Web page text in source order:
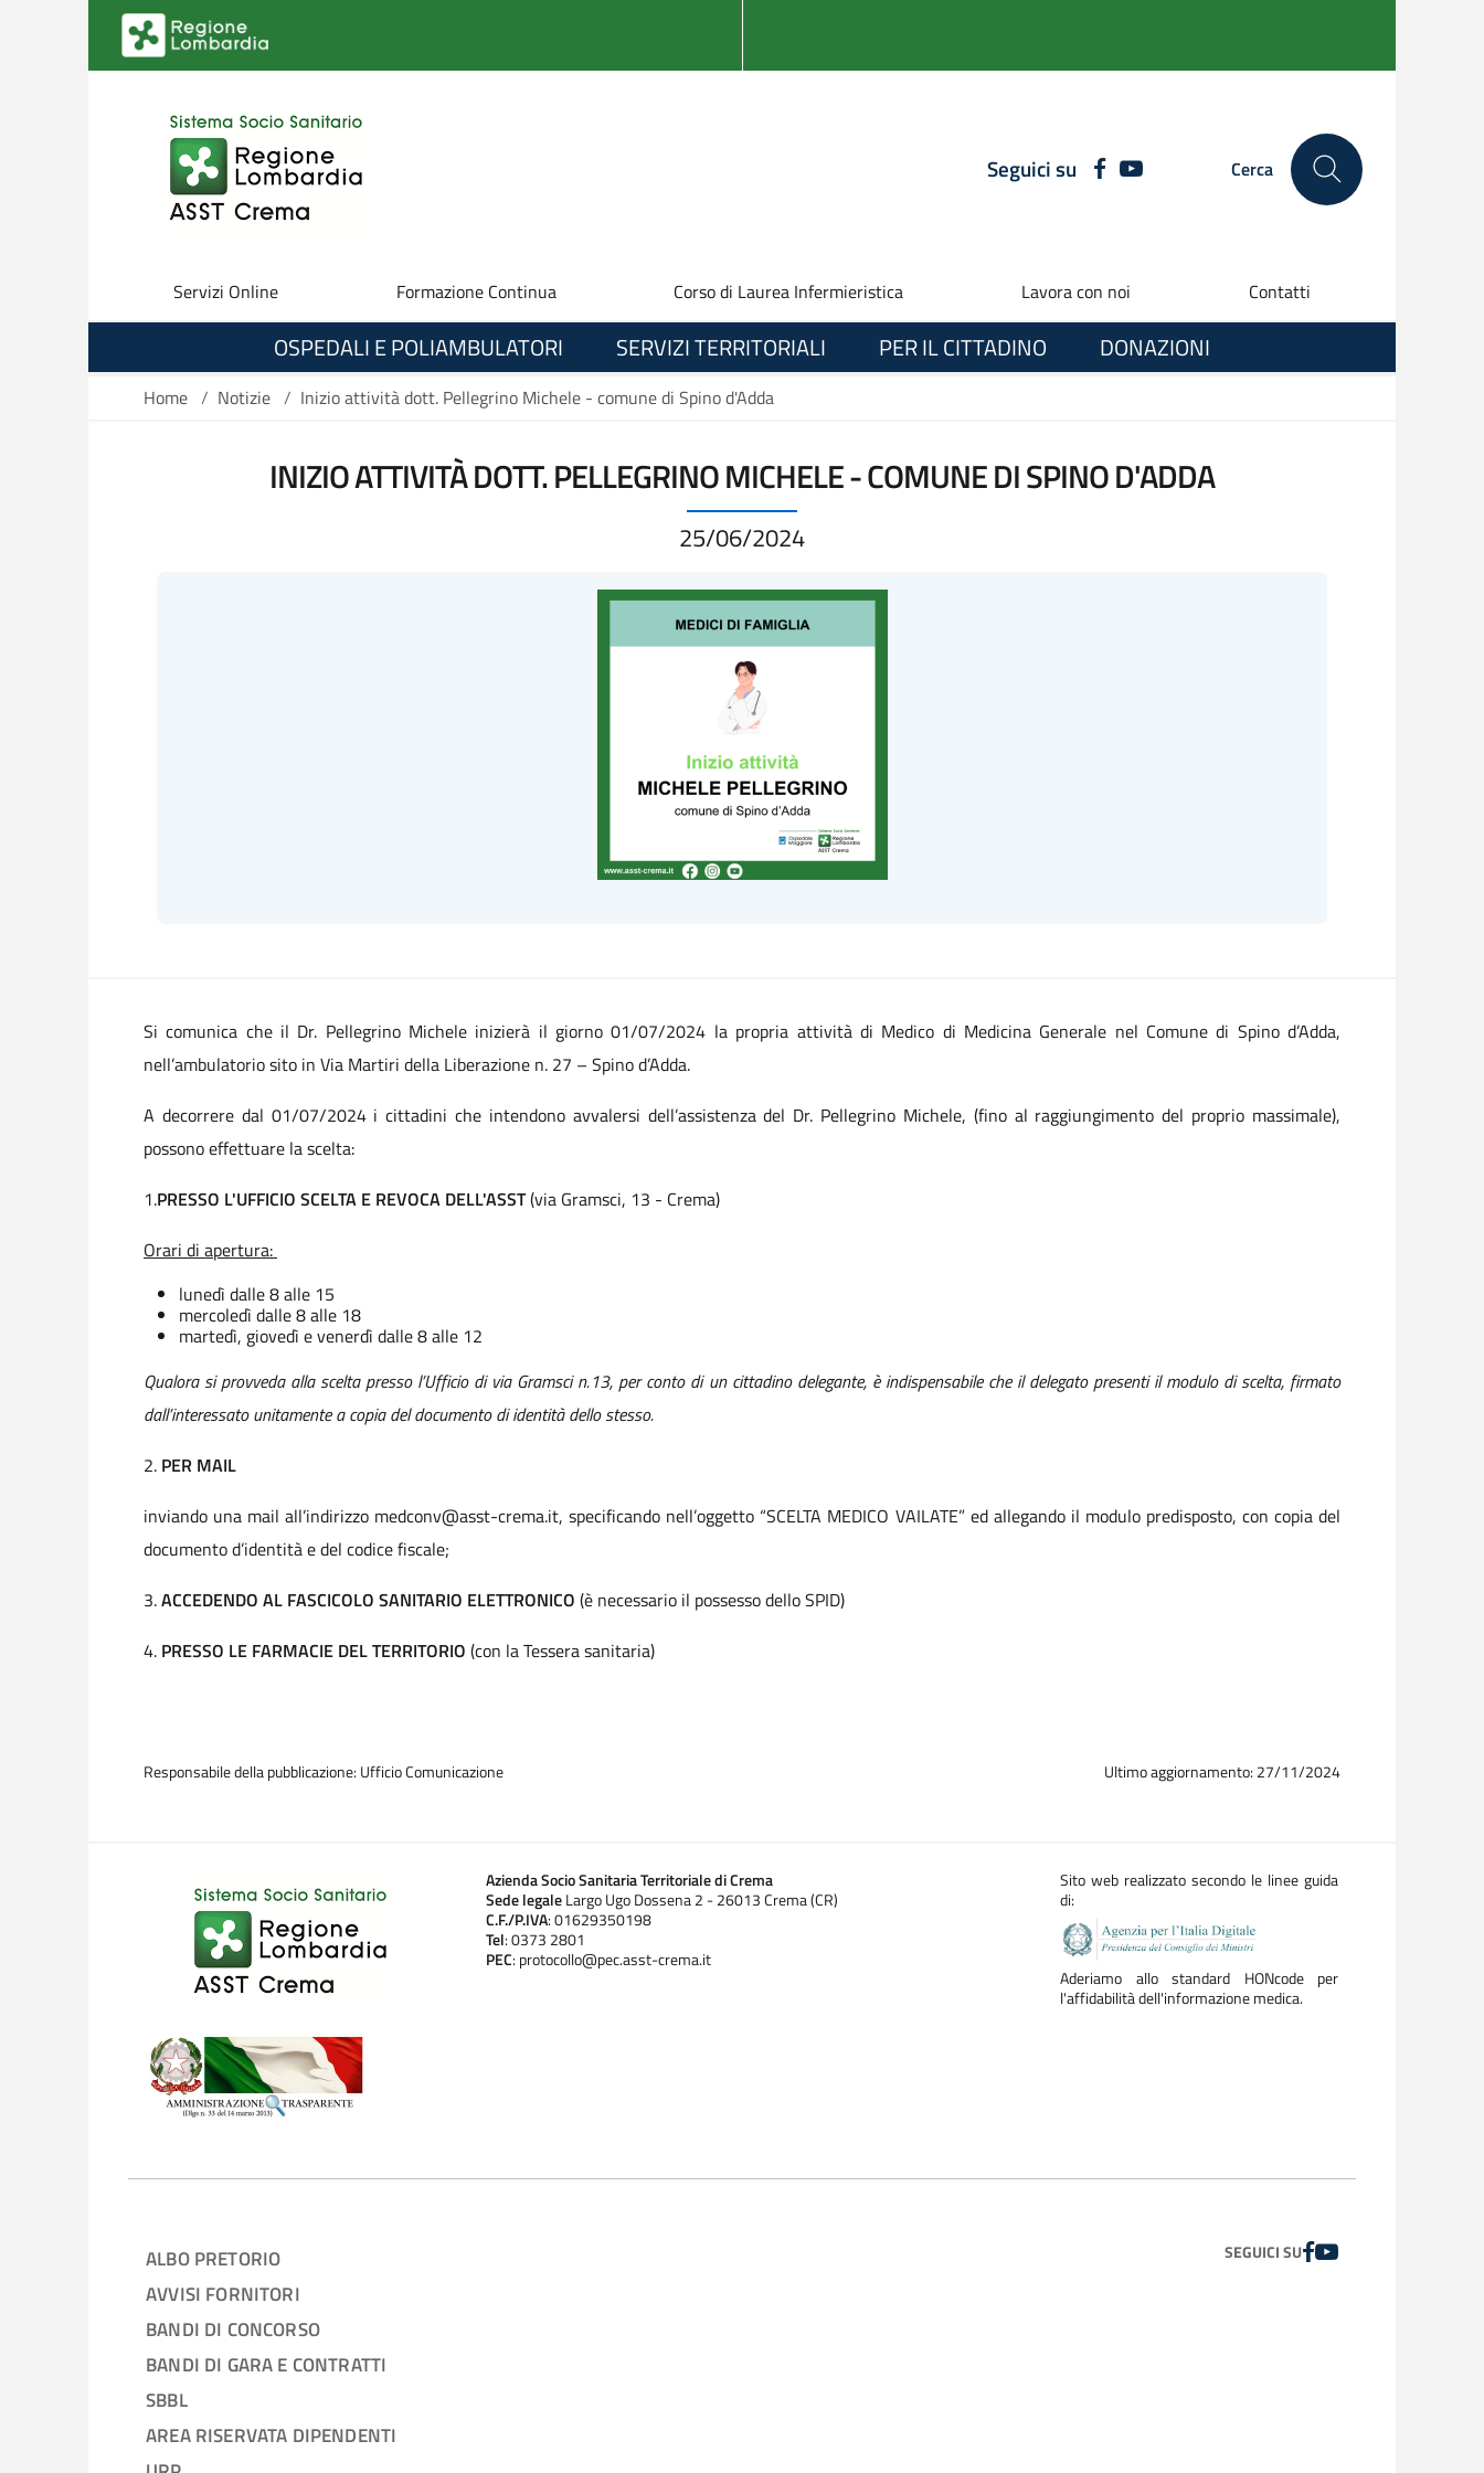
Salta al contenuto principale
Seguici su FACEBOOKYOUTUBE Cerca
Servizi Online Formazione Continua Corso di Laurea Infermieristica Lavora con noi Contatti
OSPEDALI E POLIAMBULATORI SERVIZI TERRITORIALI PER IL CITTADINO DONAZIONI
Home / Notizie / Inizio attività dott. Pellegrino Michele - comune di Spino d'Adda
INIZIO ATTIVITÀ DOTT. PELLEGRINO MICHELE - COMUNE DI SPINO D'ADDA
25/06/2024
Si comunica che il Dr. Pellegrino Michele inizierà il giorno 01/07/2024 la propria attività di Medico di Medicina Generale nel Comune di Spino d’Adda,
nell’ambulatorio sito in Via Martiri della Liberazione n. 27 – Spino d’Adda.
A decorrere dal 01/07/2024 i cittadini che intendono avvalersi dell’assistenza del Dr. Pellegrino Michele, (fino al raggiungimento del proprio massimale),
possono effettuare la scelta:
1.PRESSO L'UFFICIO SCELTA E REVOCA DELL'ASST(via Gramsci, 13 - Crema)
Orari di apertura:
lunedì dalle 8 alle 15
mercoledì dalle 8 alle 18
martedì, giovedì e venerdì dalle 8 alle 12
Qualora si provveda alla scelta presso l’Ufficio di via Gramsci n.13, per conto di un cittadino delegante, è indispensabile che il delegato presenti il modulo di scelta, firmato
dall’interessato unitamente a copia del documento di identità dello stesso.
2. PER MAIL
inviando una mail all’indirizzo medconv@asst-crema.it, specificando nell’oggetto “SCELTA MEDICO VAILATE” ed allegando il modulo predisposto, con copia del
documento d’identità e del codice fiscale;
3.ACCEDENDO AL FASCICOLO SANITARIO ELETTRONICO (è necessario il possesso dello SPID)
4. PRESSO LE FARMACIE DEL TERRITORIO (con la Tessera sanitaria)
Responsabile della pubblicazione: Ufficio Comunicazione Ultimo aggiornamento: 27/11/2024
Azienda Socio Sanitaria Territoriale di Crema
Sede legaleLargo Ugo Dossena 2 - 26013 Crema (CR)
C.F./P.IVA: 01629350198
Tel: 0373 2801
PEC: protocollo@pec.asst-crema.it
Sito web realizzato secondo le linee guida
di:
Aderiamo allo standard HONcode per
l'affidabilità dell'informazione medica.
ALBO PRETORIO
AVVISI FORNITORI
BANDI DI CONCORSO
BANDI DI GARA E CONTRATTI
SBBL
AREA RISERVATA DIPENDENTI
SEGUICI SUFACEBOOK
YOUTUBE